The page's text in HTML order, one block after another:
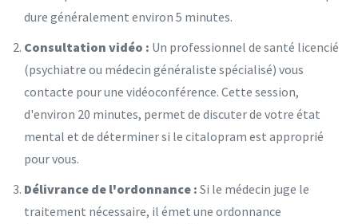
dure généralement environ 5 minutes.
Consultation vidéo : Un professionnel de santé licencié
(psychiatre ou médecin généraliste spécialisé) vous
contacte pour une vidéoconférence. Cette session,
d'environ 20 minutes, permet de discuter de votre état
mental et de déterminer si le citalopram est approprié
pour vous.
Délivrance de l'ordonnance : Si le médecin juge le
traitement nécessaire, il émet une ordonnance